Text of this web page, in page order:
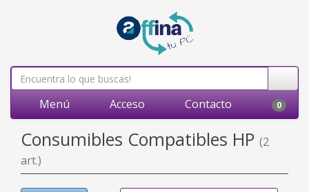
Menú Acceso Contacto 0
Consumibles Compatibles HP (2
art.)